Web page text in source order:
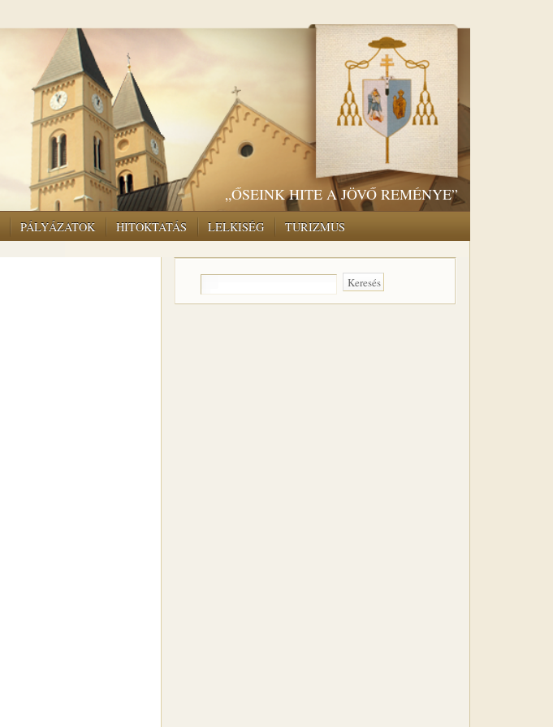
„ŐSEINK HITE A JÖVŐ REMÉNYE”
PÁLYÁZATOK HITOKTATÁS LELKISÉG TURIZMUS